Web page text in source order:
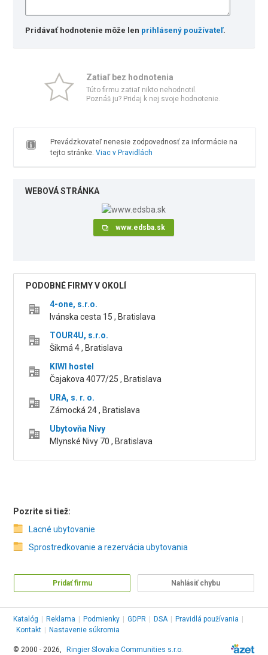
Pridávať hodnotenie môže len prihlásený používateľ.
Zatiaľ bez hodnotenia
Túto firmu zatiaľ nikto nehodnotil.
Poznáš ju? Pridaj k nej svoje hodnotenie.
Prevádzkovateľ nenesie zodpovednosť za informácie na
tejto stránke. Viac v Pravidlách
WEBOVÁ STRÁNKA
www.edsba.sk
PODOBNÉ FIRMY V OKOLÍ
4-one, s.r.o.
Ivánska cesta 15 , Bratislava
TOUR4U, s.r.o.
Šikmá 4 , Bratislava
KIWI hostel
Čajakova 4077/25 , Bratislava
URA, s. r. o.
Zámocká 24 , Bratislava
Ubytovňa Nivy
Mlynské Nivy 70 , Bratislava
Pozrite si tiež:
Lacné ubytovanie
Sprostredkovanie a rezervácia ubytovania
Pridať firmu Nahlásiť chybu
Katalóg Reklama Podmienky GDPR DSA Pravidlá používania
Kontakt
Nastavenie súkromia
© 2000 - 2026, Ringier Slovakia Communities s.r.o.